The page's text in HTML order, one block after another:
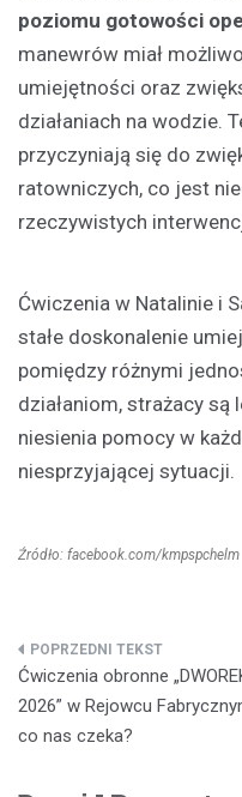
poziomu gotowości
manewrów miał
umiejętności oraz
działaniach na wodzie.
przyczyniają się do
ratowniczych, co jest
rzeczywistych
Ćwiczenia w Natalinie i
stałe doskonalenie
pomiędzy różnymi
działaniom, strażacy
niesienia pomocy w
niesprzyjającej sytuacji.
Źródło: facebook.com/kmpspchelm
Nawigacja
wpisu
Ćwiczenia obronne
2026” w Rejowcu
co nas czeka?